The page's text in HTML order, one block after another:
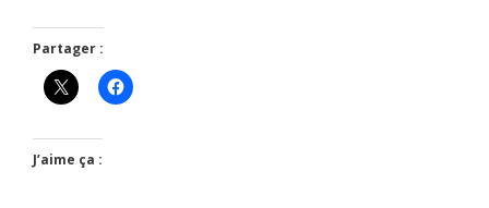
Partager :
J’aime ça :